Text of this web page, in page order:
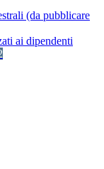
(da pubblicare
ai dipendenti